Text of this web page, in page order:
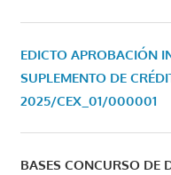
EDICTO APROBACIÓN
SUPLEMENTO DE
2025/CEX_01/000001
BASES CONCURSO DE